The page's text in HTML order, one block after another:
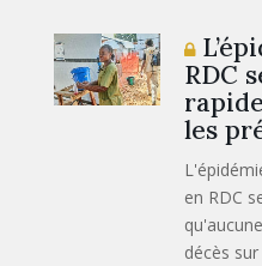
RDC
les
en RDC
décès